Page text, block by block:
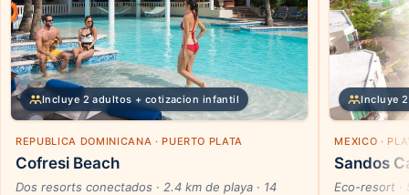
Incluye 2 adultos + cotizacion infantil
REPUBLICA DOMINICANA · PUERTO PLATA
Cofresi Beach
Dos resorts conectados · 2.4 km de playa · 14
Incluye
MEXICO ·
Sandos
Eco-resort ·